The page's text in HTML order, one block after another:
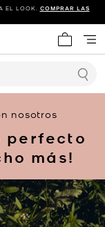
EL LOOK. COMPRAR LAS
Mi
nosotros
perfecto
más!